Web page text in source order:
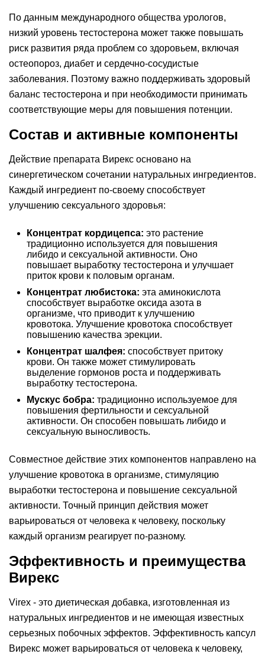
По данным международного общества урологов,
низкий уровень тестостерона может также повышать
риск развития ряда проблем со здоровьем, включая
остеопороз, диабет и сердечно-сосудистые
заболевания. Поэтому важно поддерживать здоровый
баланс тестостерона и при необходимости принимать
соответствующие меры для повышения потенции.
Состав и активные компоненты
Действие препарата Вирекс основано на
синергетическом сочетании натуральных ингредиентов.
Каждый ингредиент по-своему способствует
улучшению сексуального здоровья:
Концентрат кордицепса: это растение
традиционно используется для повышения
либидо и сексуальной активности. Оно
повышает выработку тестостерона и улучшает
приток крови к половым органам.
Концентрат любистока: эта аминокислота
способствует выработке оксида азота в
организме, что приводит к улучшению
кровотока. Улучшение кровотока способствует
повышению качества эрекции.
Концентрат шалфея: способствует притоку
крови. Он также может стимулировать
выделение гормонов роста и поддерживать
выработку тестостерона.
Мускус бобра: традиционно используемое для
повышения фертильности и сексуальной
активности. Он способен повышать либидо и
сексуальную выносливость.
Совместное действие этих компонентов направлено на
улучшение кровотока в организме, стимуляцию
выработки тестостерона и повышение сексуальной
активности. Точный принцип действия может
варьироваться от человека к человеку, поскольку
каждый организм реагирует по-разному.
Эффективность и преимущества
Вирекс
Virex - это диетическая добавка, изготовленная из
натуральных ингредиентов и не имеющая известных
серьезных побочных эффектов. Эффективность капсул
Вирекс может варьироваться от человека к человеку,